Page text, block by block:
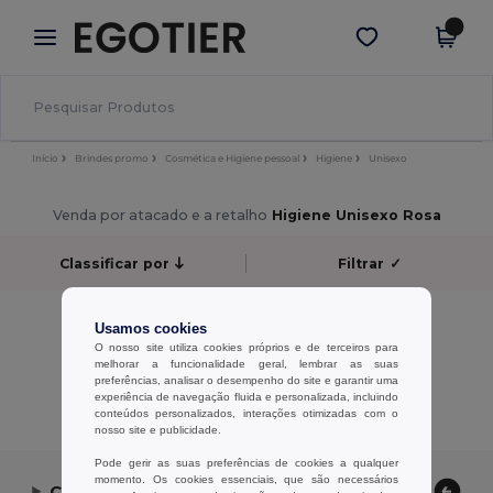
× App Egotier
Melhores preços na app!
Obter app
Início Brindes promo Cosmética e Higiene pessoal Higiene Unisexo
Venda por atacado e a retalho Higiene Unisexo Rosa
Classificar por Filtrar ✓
Sem resultados.
Sem resultados.
Exibindo Todos Os Produtos.
Usamos cookies
O nosso site utiliza cookies próprios e de terceiros para
melhorar a funcionalidade geral, lembrar as suas
preferências, analisar o desempenho do site e garantir uma
experiência de navegação fluida e personalizada, incluindo
conteúdos personalizados, interações otimizadas com o
nosso site e publicidade.
Pode gerir as suas preferências de cookies a qualquer
momento. Os cookies essenciais, que são necessários